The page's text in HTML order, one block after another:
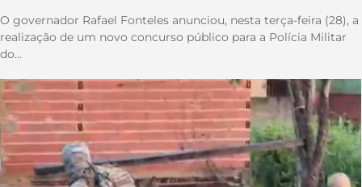
O governador Rafael Fonteles anunciou, nesta terça-feira (28), a
realização de um novo concurso público para a Polícia Militar
do...